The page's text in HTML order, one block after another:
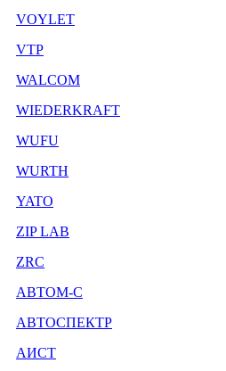
VOYLET
VTP
WALCOM
WIEDERKRAFT
WUFU
WURTH
YATO
ZIP LAB
ZRC
АВТОМ-С
АВТОСПЕКТР
АИСТ